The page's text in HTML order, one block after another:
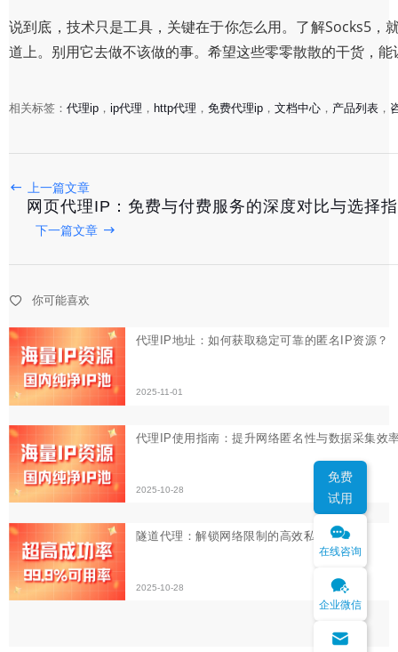
说到底，技术只是工具，关键在于你怎么用。了解Socks5
道上。别用它去做不该做的事。希望这些零零散散的干货，
相关标签： 代理ip ， ip代理 ， http代理 ， 免费代理ip ， 文档中心 ， 产品列表 ，
上一篇文章
网页代理IP：免费与付费服务的深度对比与选择
下一篇文章
你可能喜欢
代理IP地址：如何获取稳定可靠的匿名IP资源？
2025-10-28
2025-10-28
免费
试用
在线咨询
企业微信